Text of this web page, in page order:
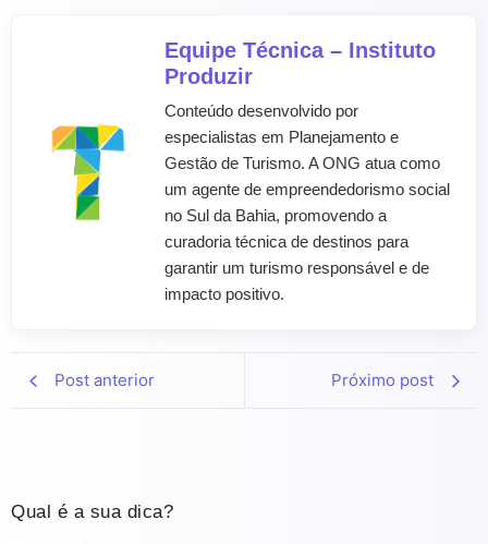
Equipe Técnica – Instituto
Produzir
Conteúdo desenvolvido por
especialistas em Planejamento e
Gestão de Turismo. A ONG atua como
um agente de empreendedorismo social
no Sul da Bahia, promovendo a
curadoria técnica de destinos para
garantir um turismo responsável e de
impacto positivo.
Post anterior Próximo post
Qual é a sua dica?